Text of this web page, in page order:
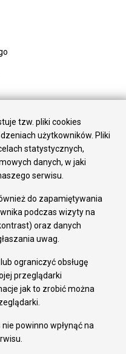
tzw. pliki cookies
użytkowników. Pliki
statystycznych,
danych, w jaki
serwisu.
do zapamiętywania
podczas wizyty na
oraz danych
uwag.
ograniczyć obsługę
przeglądarki
jak to zrobić można
powinno wpłynąć na